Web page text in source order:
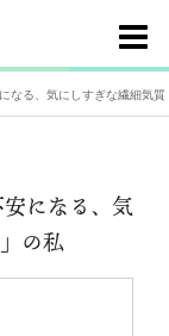
なる、気にしすぎな繊細気
になる、気
の私